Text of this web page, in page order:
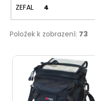
ZEFAL 4
Položek k zobrazení: 73
V